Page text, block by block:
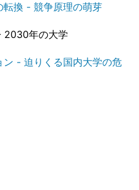
転換 - 競争原理の萌芽
2030年の大学
ン - 迫りくる国内大学の危